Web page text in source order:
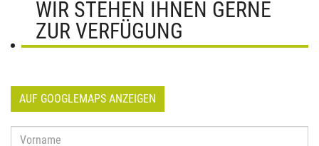
WIR STEHEN IHNEN GERNE
ZUR VERFÜGUNG
AUF GOOGLEMAPS ANZEIGEN